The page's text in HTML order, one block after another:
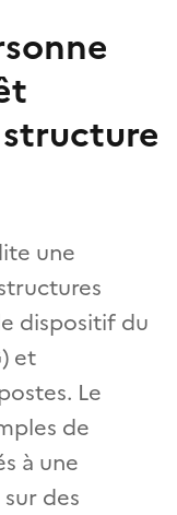
une
dispositif du
et
Le
de
à une
des